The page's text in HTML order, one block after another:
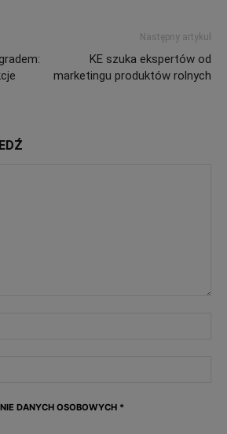
Następny artykuł
KE szuka ekspertów od
marketingu produktów rolnych
DANYCH OSOBOWYCH *